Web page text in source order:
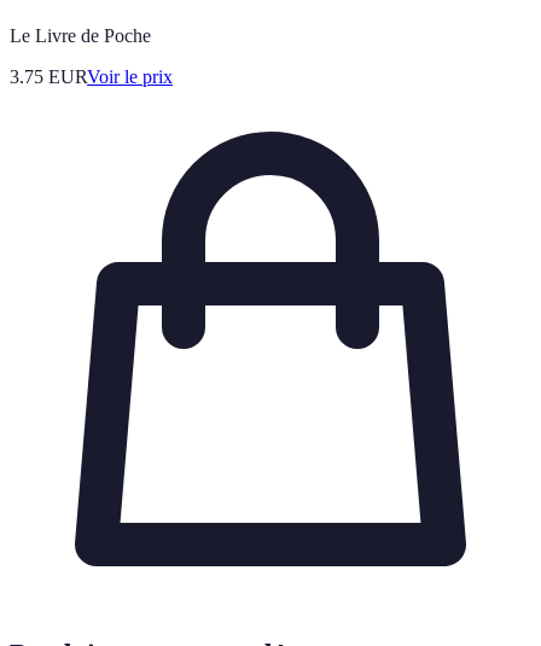
Le Livre de Poche
3.75 EURVoir le prix